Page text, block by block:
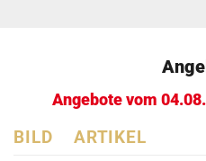
Angebote vom
BILD ARTIKEL